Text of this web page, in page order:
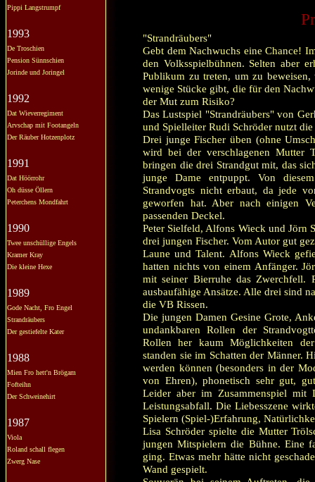
Pippi Langstrumpf
1993
De Troschien
Pension Sünnschien
Jorinde und Joringel
1992
Dat Wieverregiment
Arvschap mit Footangeln
Der Räuber Hotzenplotz
1991
Dat Höörrohr
Oh düsse Öllern
Peterchens Mondfahrt
1990
Twee unschüllige Engels
Kramer Kray
Die kleine Hexe
1989
Gode Nacht, Fro Engel
Strandräubers
Der gestiefelte Kater
1988
Mien Fro hett'n Brögam
Fofteihn
Der Schweinehirt
1987
Viola
Roland schall flegen
Zwerg Nase
"Strandräubers"
Gebt dem Nachwuchs eine Chance!
den Volksspielbühnen. Selten aber
Publikum zu treten, um zu
wenige Stücke gibt, die für den
der Mut zum Risiko?
Das Lustspiel "Strandräubers" von
und Spielleiter Rudi Schröder nutzt
Drei junge Fischer üben (ohne
wird bei der verschlagenen Mutter
bringen die drei Strandgut mit, das
junge Dame entpuppt. Von
Strandvogts nicht erbaut, da jede
geworfen hat. Aber nach einigen
passenden Deckel.
Peter Sielfeld, Alfons Wieck und Jörn
drei jungen Fischer. Vom Autor gut
Laune und Talent. Alfons Wieck
hatten nichts von einem Anfänger.
mit seiner Bierruhe das Zwerchfell.
ausbaufähige Ansätze. Alle drei sind
die VB Rissen.
Die jungen Damen Gesine Grote,
undankbaren Rollen der
Rollen her kaum Möglichkeiten
standen sie im Schatten der Männer.
werden können (besonders in der
von Ehren), phonetisch sehr gut,
Leider aber im Zusammenspiel mit
Leistungsabfall. Die Liebesszene
Spielern (Spiel-)Erfahrung,
Lisa Schröder spielte die Mutter
jungen Mitspielern die Bühne. Eine
ging. Etwas mehr hätte nicht
Wand gespielt.